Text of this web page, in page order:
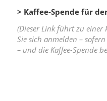
> Kaffee-Spende für
(Dieser Link führt zu einer
Sie sich anmelden –
– und die Kaffee-Spende